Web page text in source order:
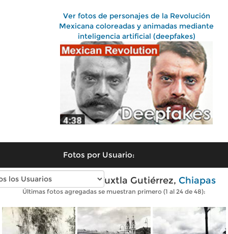
Ver fotos de personajes de la Revolución
Mexicana coloreadas y animadas mediante
inteligencia artificial (deepfakes)
Fotos por Usuario:
Fotos antiguas de Tuxtla Gutiérrez, Chiapas
Últimas fotos agregadas se muestran primero (1 al 24 de 48):